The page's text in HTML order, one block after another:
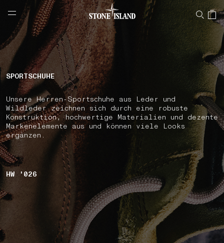
NAVIGATION.ARIA.GOTOMAINCONTENT
LABEL.SHOPPINGCOUNTRY ÖSTERREICH
SPORTSCHUHE
Unsere Herren-Sportschuhe aus Leder und
Wildleder zeichnen sich durch eine robuste
Konstruktion, hochwertige Materialien und dezente
Markenelemente aus und können viele Looks
ergänzen.
HW '026